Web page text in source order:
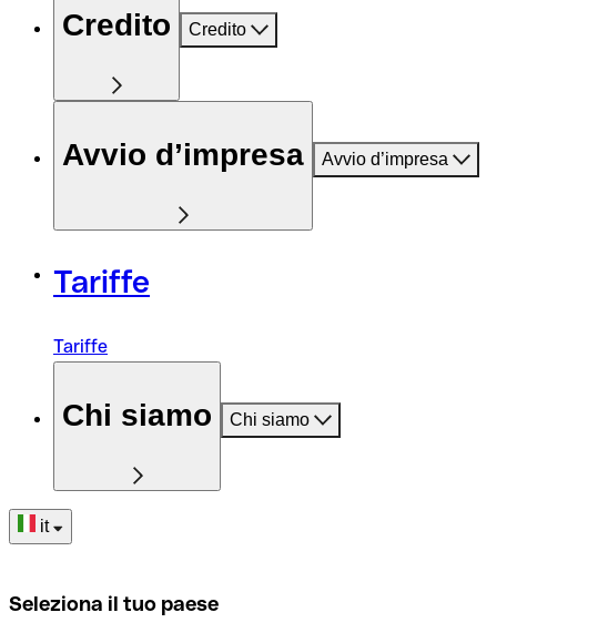
Credito Credito
Avvio d’impresa Avvio d’impresa
Tariffe
Tariffe
Chi siamo Chi siamo
it
Seleziona il tuo paese